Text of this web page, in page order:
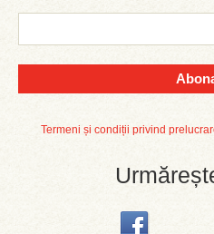
Termeni și condiții privind